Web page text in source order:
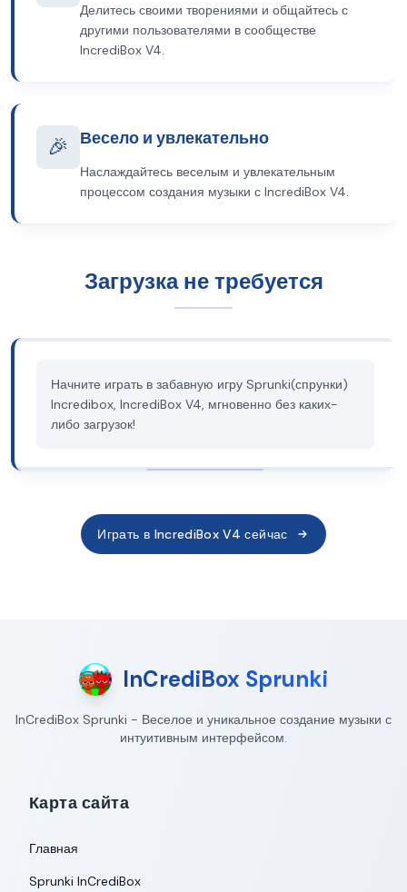
Делитесь своими творениями и общайтесь с
другими пользователями в сообществе
IncrediBox V4.
🎉 Весело и увлекательно
Наслаждайтесь веселым и увлекательным
процессом создания музыки с IncrediBox V4.
Загрузка не требуется
Начните играть в забавную игру Sprunki(спрунки)
Incredibox, IncrediBox V4, мгновенно без каких-
либо загрузок!
Играть в IncrediBox V4 сейчас
InCrediBox Sprunki
InCrediBox Sprunki - Веселое и уникальное создание музыки с
интуитивным интерфейсом.
Карта сайта
Главная
Sprunki InCrediBox